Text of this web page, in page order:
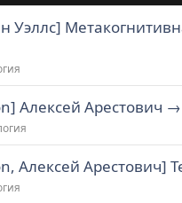
Уэллс]
Алексей Арестович
Алексей Арестович]